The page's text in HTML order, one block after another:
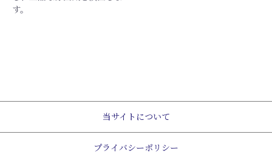
す。
当サイトについて
プライバシーポリシー